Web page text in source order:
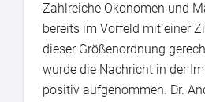
Zahlreiche Ökonomen und
bereits im Vorfeld mit einer
dieser Größenordnung
wurde die Nachricht in der
positiv aufgenommen. Dr.